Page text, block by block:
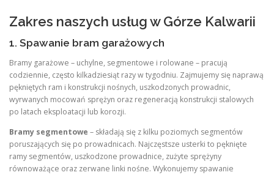
Zakres naszych usług w Górze Kalwarii
1. Spawanie bram garażowych
Bramy garażowe – uchylne, segmentowe i rolowane – pracują
codziennie, często kilkadziesiąt razy w tygodniu. Zajmujemy się naprawą
pękniętych ram i konstrukcji nośnych, uszkodzonych prowadnic,
wyrwanych mocowań sprężyn oraz regeneracją konstrukcji stalowych
po latach eksploatacji lub korozji.
Bramy segmentowe – składają się z kilku poziomych segmentów
poruszających się po prowadnicach. Najczęstsze usterki to pęknięte
ramy segmentów, uszkodzone prowadnice, zużyte sprężyny
równoważące oraz zerwane linki nośne. Wykonujemy spawanie